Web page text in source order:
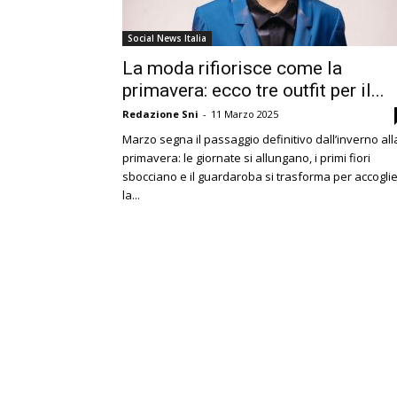
Social News Italia
La moda rifiorisce come la
primavera: ecco tre outfit per il...
Redazione Sni - 11 Marzo 2025
Marzo segna il passaggio definitivo dall’inverno
primavera: le giornate si allungano, i primi fiori
sbocciano e il guardaroba si trasforma per
la...